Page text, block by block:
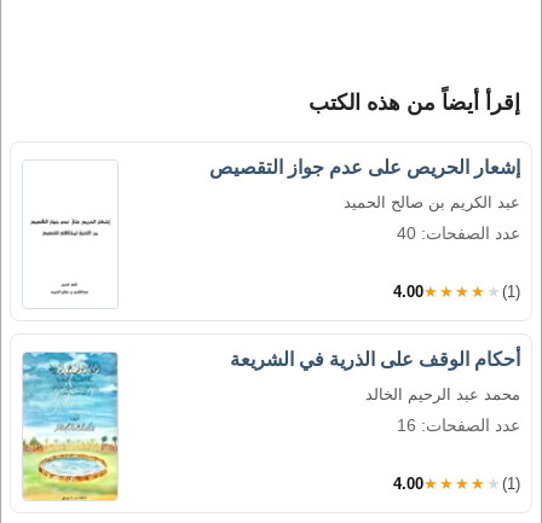
إقرأ أيضاً من هذه الكتب
إشعار الحريص على عدم جواز التقصيص
عبد الكريم بن صالح الحميد
عدد الصفحات: 40
4.00★★★★★ (1)
أحكام الوقف على الذرية في الشريعة
محمد عبد الرحيم الخالد
عدد الصفحات: 16
4.00★★★★★ (1)